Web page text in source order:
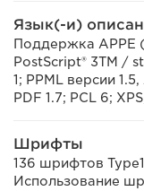
Язык(-и)
Поддержка APPE
PostScript® 3TM /
1; PPML версии 1.5,
PDF 1.7; PCL 6;
Шрифты
136 шрифтов
Использование